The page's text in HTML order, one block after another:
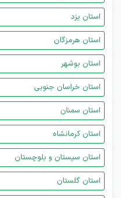
استان یزد
استان هرمزگان
استان بوشهر
استان خراسان جنوبی
استان سمنان
استان کرمانشاه
استان سیستان و بلوچستان
استان گلستان